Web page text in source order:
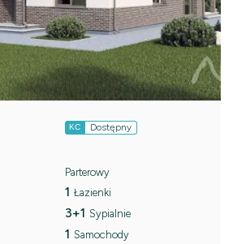
KC Dostępny
Parterowy
1 Łazienki
3+1 Sypialnie
1 Samochody